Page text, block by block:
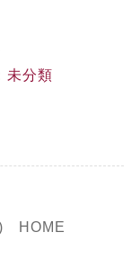
未分類
) HOME